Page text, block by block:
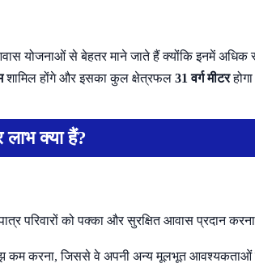
योजनाओं से बेहतर माने जाते हैं क्योंकि इनमें अधिक
शामिल होंगे और इसका कुल क्षेत्रफल 31 वर्ग मीटर
क्या हैं?
परिवारों को पक्का और सुरक्षित आवास प्रदान
कम करना, जिससे वे अपनी अन्य मूलभूत